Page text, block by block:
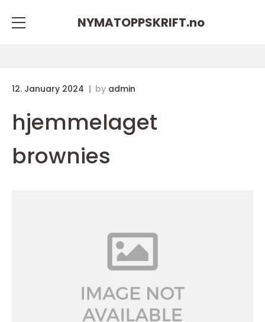
NYMATOPPSKRIFT.no
12. January 2024 by admin
hjemmelaget
brownies